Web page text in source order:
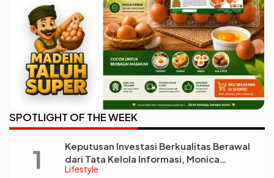
SPOTLIGHT OF THE WEEK
Lifestyle
Keputusan Investasi Berkualitas Berawal
dari Tata Kelola Informasi, Monica
Triyadi: Bukan Sekadar Analisis